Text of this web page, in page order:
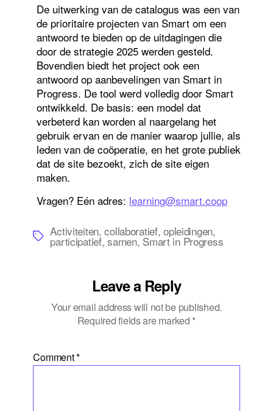
De uitwerking van de catalogus was een van
de prioritaire projecten van Smart om een
antwoord te bieden op de uitdagingen die
door de strategie 2025 werden gesteld.
Bovendien biedt het project ook een
antwoord op aanbevelingen van Smart in
Progress. De tool werd volledig door Smart
ontwikkeld. De basis: een model dat
verbeterd kan worden al naargelang het
gebruik ervan en de manier waarop jullie, als
leden van de coöperatie, en het grote publiek
dat de site bezoekt, zich de site eigen
maken.
Vragen? Eén adres: learning@smart.coop
TagsActiviteiten,collaboratief,opleidingen,
participatief,samen, Smart in Progress
Leave a Reply
Your email address will not be published.
Required fields are marked *
Comment*